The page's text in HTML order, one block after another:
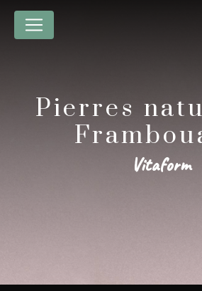
Pierres naturelles
Vitaform
Panneau de gestion des cookies